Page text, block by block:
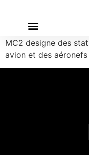
MC2 designe des
avion et des